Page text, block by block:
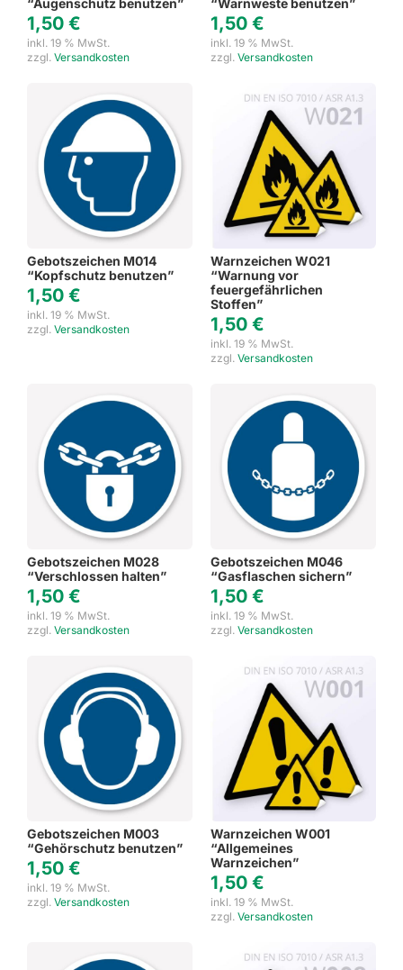
“Augenschutz benutzen”
1,50 €
inkl. 19 % MwSt.
zzgl. Versandkosten
“Warnweste benutzen”
1,50 €
inkl. 19 % MwSt.
zzgl. Versandkosten
Gebotszeichen M014
“Kopfschutz benutzen”
1,50 €
inkl. 19 % MwSt.
zzgl. Versandkosten
Warnzeichen W021
“Warnung vor
feuergefährlichen
Stoffen”
1,50 €
inkl. 19 % MwSt.
zzgl. Versandkosten
Gebotszeichen M028
“Verschlossen halten”
1,50 €
inkl. 19 % MwSt.
zzgl. Versandkosten
Gebotszeichen M046
“Gasflaschen sichern”
1,50 €
inkl. 19 % MwSt.
zzgl. Versandkosten
Gebotszeichen M003
“Gehörschutz benutzen”
1,50 €
inkl. 19 % MwSt.
zzgl. Versandkosten
Warnzeichen W001
“Allgemeines
Warnzeichen”
1,50 €
inkl. 19 % MwSt.
zzgl. Versandkosten